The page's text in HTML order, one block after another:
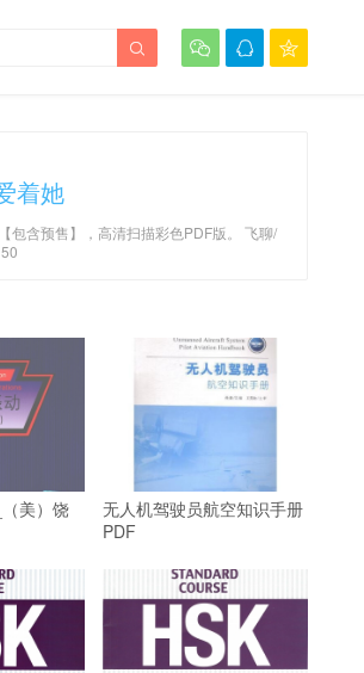
  

着她
包含预售】，高清扫描彩色PDF版。 飞聊/
美）饶
无人机驾驶员航空知识手册
PDF